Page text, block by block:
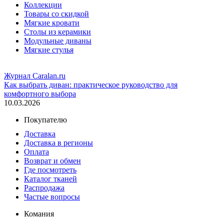
Коллекции
Товары со скидкой
Мягкие кровати
Столы из керамики
Модульные диваны
Мягкие стулья
Журнал Caralan.ru
Как выбрать диван: практическое руководство для
комфортного выбора
10.03.2026
Покупателю
Доставка
Доставка в регионы
Оплата
Возврат и обмен
Где посмотреть
Каталог тканей
Распродажа
Частые вопросы
Комания